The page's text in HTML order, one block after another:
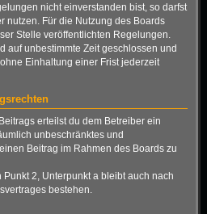
nicht einverstanden bist, so darfst
nutzen. Für die Nutzung des Boards
Stelle veröffentlichten Regelungen.
auf unbestimmte Zeit geschlossen und
Einhaltung einer Frist jederzeit
erteilst du dem Betreiber ein
unbeschränktes und
Beitrag im Rahmen des Boards zu
2, Unterpunkt a bleibt auch nach
bestehen.